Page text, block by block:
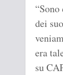
dei
era
su